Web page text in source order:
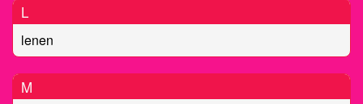
L
lenen
M